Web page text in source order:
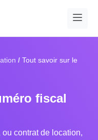
Tout savoir sur le
fiscal
contrat de location,